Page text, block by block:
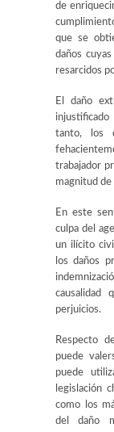
de
que se
daños
resarcidos
El daño
tanto, los
trabajador
magnitud de
En este
culpa del
un ilícito
los daños
causalidad
perjuicios.
Respecto
puede
puede
legislación
como los
del daño